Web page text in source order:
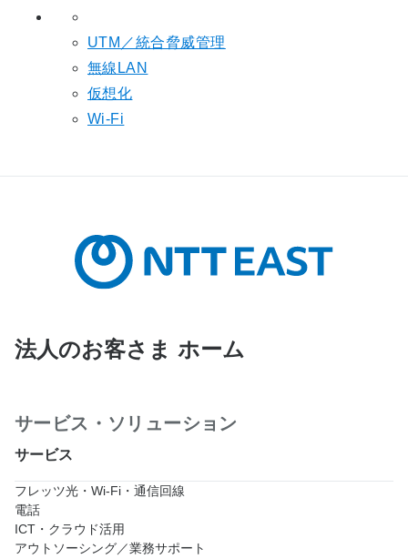
UTM／統合脅威管理
無線LAN
仮想化
Wi-Fi
法人のお客さま ホーム
サービス・ソリューション
サービス
フレッツ光・Wi-Fi・通信回線
電話
ICT・クラウド活用
アウトソーシング／業務サポート